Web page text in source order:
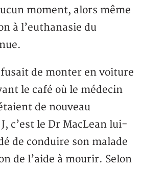
moment, alors même
à l’euthanasie du
de monter en voiture
le café où le médecin
de nouveau
c’est le Dr MacLean lui-
de conduire son malade
de l’aide à mourir. Selon